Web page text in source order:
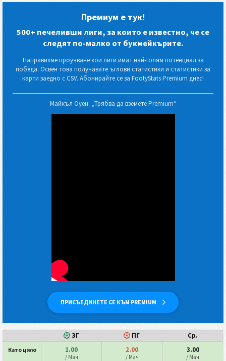
Премиум е тук!
500+ печеливши лиги, за които е известно, че се
следят по-малко от букмейкърите.
Направихме проучване кои лиги имат най-голям потенциал за
победа. Освен това получавате ъглови статистики и статистики за
карти заедно с CSV. Абонирайте се за FootyStats Premium днес!
ПРИСЪЕДИНЕТЕ СЕ КЪМ PREMIUM
Майкъл Оуен: „Трябва да вземете Premium“
ЗГ ПГ Ср.
Като цяло 1.00
/ Мач
2.00
/ Мач
3.00
/ Мач